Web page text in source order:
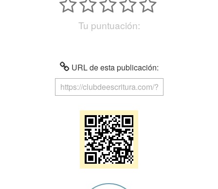
Tu puntuación:
URL de esta publicación: